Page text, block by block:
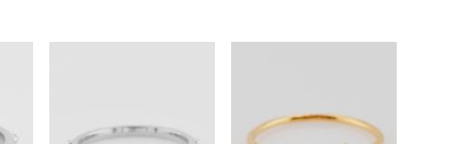
€78.00 €58.50
€9.90